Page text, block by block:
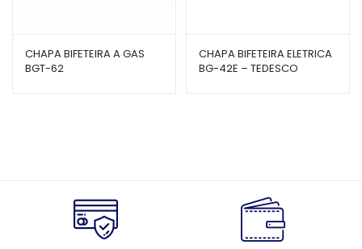
CHAPA BIFETEIRA A GAS
BGT-62
CHAPA BIFETEIRA ELETRICA
BG-42E – TEDESCO